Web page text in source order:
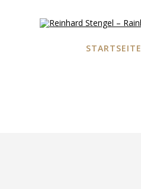
STARTSEITE